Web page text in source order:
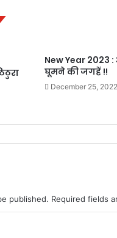
New Year 2023
घूमने की जगहें !!
December 25, 2022
published. Required fields